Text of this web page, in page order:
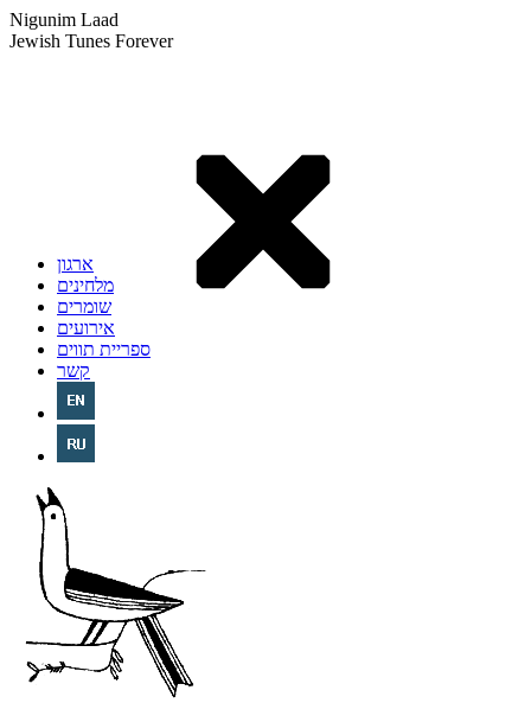
Nigunim Laad
Jewish Tunes Forever
ארגון
מלחינים
שומרים
אירועים
ספריית תווים
קשר